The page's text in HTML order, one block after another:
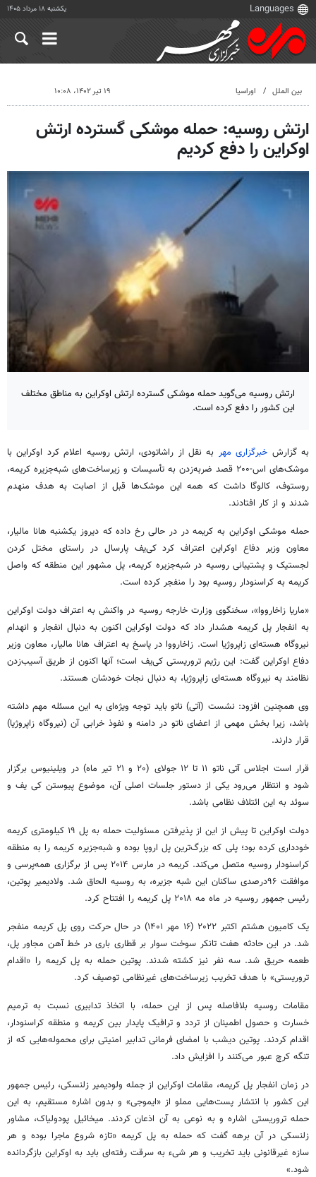
یکشنبه ۱۸ مرداد ۱۴۰۵
بین الملل اوراسیا ۱۹ تیر ۱۴۰۲، ۱۰:۰۸
ارتش روسیه: حمله موشکی گسترده ارتش
اوکراین را دفع کردیم
ارتش روسیه می‌گوید حمله موشکی گسترده ارتش اوکراین به مناطق مختلف
این کشور را دفع کرده است.
به گزارش خبرگزاری مهر به نقل از راشاتودی، ارتش روسیه اعلام کرد اوکراین با
موشک‌های اس-۲۰۰ قصد ضربه‌زدن به تأسیسات و زیرساخت‌های شبه‌جزیره کریمه،
روستوف، کالوگا داشت که همه این موشک‌ها قبل از اصابت به هدف منهدم
شدند و از کار افتادند.
حمله موشکی اوکراین به کریمه در در حالی رخ داده که دیروز یکشنبه هانا مالیار،
معاون وزیر دفاع اوکراین اعتراف کرد کی‌یف پارسال در راستای مختل کردن
لجستیک و پشتیبانی روسیه در شبه‌جزیره کریمه، پل مشهور این منطقه که واصل
کریمه به کراسنودار روسیه بود را منفجر کرده است.
«ماریا زاخارووا»، سخنگوی وزارت خارجه روسیه در واکنش به اعتراف دولت اوکراین
به انفجار پل کریمه هشدار داد که دولت اوکراین اکنون به دنبال انفجار و انهدام
نیروگاه هسته‌ای زاپروژیا است. زاخارووا در پاسخ به اعتراف هانا مالیار، معاون وزیر
دفاع اوکراین گفت: این رژیم تروریستی کی‌یف است؛ آنها اکنون از طریق آسیب‌زدن
نظامند به نیروگاه هسته‌ای زاپروژیا، به دنبال نجات خودشان هستند.
وی همچنین افزود: نشست (آتی) ناتو باید توجه ویژه‌ای به این مسئله مهم داشته
باشد، زیرا بخش مهمی از اعضای ناتو در دامنه و نفوذ خرابی آن (نیروگاه زاپروژیا)
قرار دارند.
قرار است اجلاس آتی ناتو ۱۱ تا ۱۲ جولای (۲۰ و ۲۱ تیر ماه) در ویلینیوس برگزار
شود و انتظار می‌رود یکی از دستور جلسات اصلی آن، موضوع پیوستن کی یف و
سوئد به این ائتلاف نظامی باشد.
دولت اوکراین تا پیش از این از پذیرفتن مسئولیت حمله به پل ۱۹ کیلومتری کریمه
خودداری کرده بود؛ پلی که بزرگ‌ترین پل اروپا بوده و شبه‌جزیره کریمه را به منطقه
کراسنودار روسیه متصل می‌کند. کریمه در مارس ۲۰۱۴ پس از برگزاری همه‌پرسی و
موافقت ۹۶درصدی ساکنان این شبه جزیره، به روسیه الحاق شد. ولادیمیر پوتین،
رئیس جمهور روسیه در ماه مه ۲۰۱۸ پل کریمه را افتتاح کرد.
یک کامیون هشتم اکتبر ۲۰۲۲ (۱۶ مهر ۱۴۰۱) در حال حرکت روی پل کریمه منفجر
شد. در این حادثه هفت تانکر سوخت سوار بر قطاری باری در خط آهن مجاور پل،
طعمه حریق شد. سه نفر نیز کشته شدند. پوتین حمله به پل کریمه را «اقدام
تروریستی» با هدف تخریب زیرساخت‌های غیرنظامی توصیف کرد.
مقامات روسیه بلافاصله پس از این حمله، با اتخاذ تدابیری نسبت به ترمیم
خسارت و حصول اطمینان از تردد و ترافیک پایدار بین کریمه و منطقه کراسنودار،
اقدام کردند. پوتین دیشب با امضای فرمانی تدابیر امنیتی برای محموله‌هایی که از
تنگه کرچ عبور می‌کنند را افزایش داد.
در زمان انفجار پل کریمه، مقامات اوکراین از جمله ولودیمیر زلنسکی، رئیس جمهور
این کشور با انتشار پست‌هایی مملو از «ایموجی‌» و بدون اشاره مستقیم، به این
حمله تروریستی اشاره و به نوعی به آن اذعان کردند. میخائیل پودولیاک، مشاور
زلنسکی در آن برهه گفت که حمله به پل کریمه «تازه شروع ماجرا بوده و هر
سازه غیرقانونی باید تخریب و هر شیء به سرقت رفته‌ای باید به اوکراین بازگردانده
شود.»